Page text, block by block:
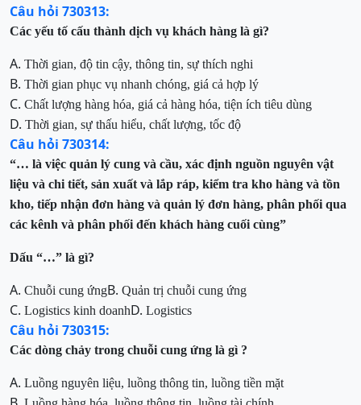
Câu hỏi 730313:
Các yếu tố cấu thành dịch vụ khách hàng là gì?
A. Thời gian, độ tin cậy, thông tin, sự thích nghi
B. Thời gian phục vụ nhanh chóng, giá cả hợp lý
C. Chất lượng hàng hóa, giá cả hàng hóa, tiện ích tiêu dùng
D. Thời gian, sự thấu hiểu, chất lượng, tốc độ
Câu hỏi 730314:
“… là việc quản lý cung và cầu, xác định nguồn nguyên vật
liệu và chi tiết, sản xuất và lắp ráp, kiểm tra kho hàng và tồn
kho, tiếp nhận đơn hàng và quản lý đơn hàng, phân phối qua
các kênh và phân phối đến khách hàng cuối cùng”
Dấu “…” là gì?
A. Chuỗi cung ứngB. Quản trị chuỗi cung ứng
C. Logistics kinh doanhD. Logistics
Câu hỏi 730315:
Các dòng chảy trong chuỗi cung ứng là gì ?
A. Luồng nguyên liệu, luồng thông tin, luồng tiền mặt